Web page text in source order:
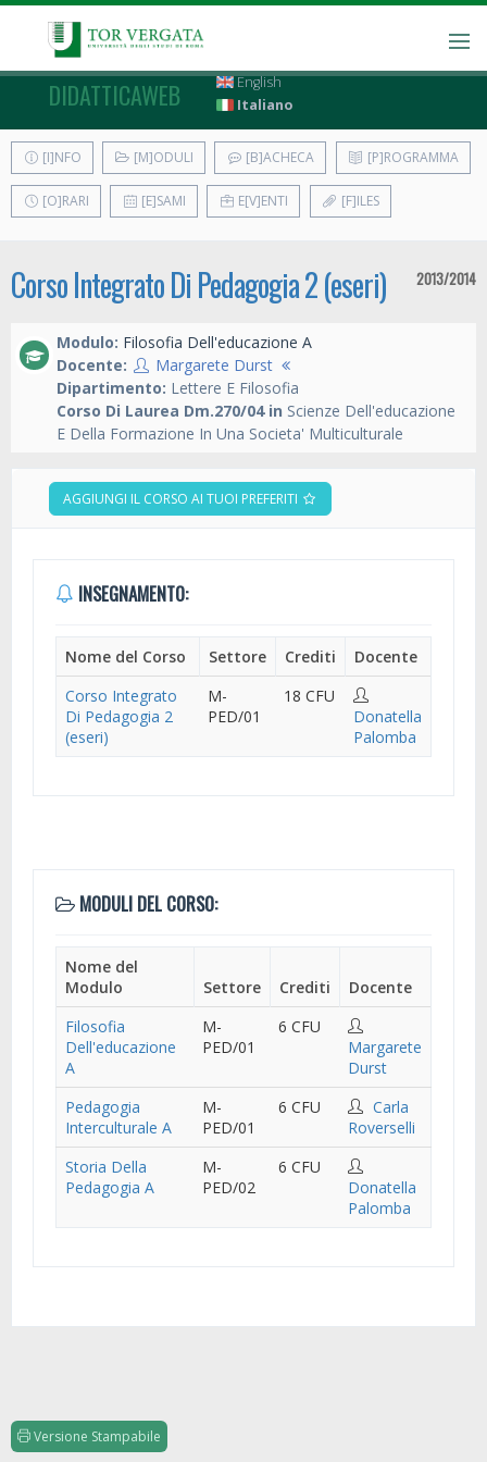
DIDATTICAWEB
English
Italiano
[I]NFO [M]ODULI [B]ACHECA [P]ROGRAMMA
[O]RARI [E]SAMI E[V]ENTI [F]ILES
Corso Integrato Di Pedagogia 2 (eseri) 2013/2014
Modulo: Filosofia Dell'educazione A
Docente:
Margarete Durst
Dipartimento: Lettere E Filosofia
Corso Di Laurea Dm.270/04 in Scienze Dell'educazione
E Della Formazione In Una Societa' Multiculturale
AGGIUNGI IL CORSO AI TUOI PREFERITI
INSEGNAMENTO:
Nome del Corso Settore Crediti
Docente
Corso Integrato
Di Pedagogia 2
(eseri)
M-
PED/01
18 CFU
Donatella
Palomba
MODULI DEL CORSO:
Nome del
Modulo
Settore Crediti
Docente
Filosofia
Dell'educazione
A
M-
PED/01
6 CFU
Margarete
Durst
Pedagogia
Interculturale A
M-
PED/01
6 CFU
Carla
Roverselli
Storia Della
Pedagogia A
M-
PED/02
6 CFU
Donatella
Palomba
Versione Stampabile